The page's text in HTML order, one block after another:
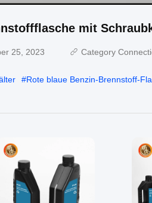
mit
25, 2023 Category
#Rote blaue Benzin-Brennstoff-